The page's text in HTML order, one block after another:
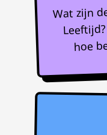
Wat zijn
hoe